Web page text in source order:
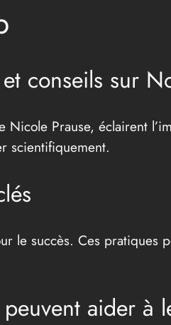
conseils sur
Prause, éclairent
scientifiquement.
le succès. Ces pratiques
aider à